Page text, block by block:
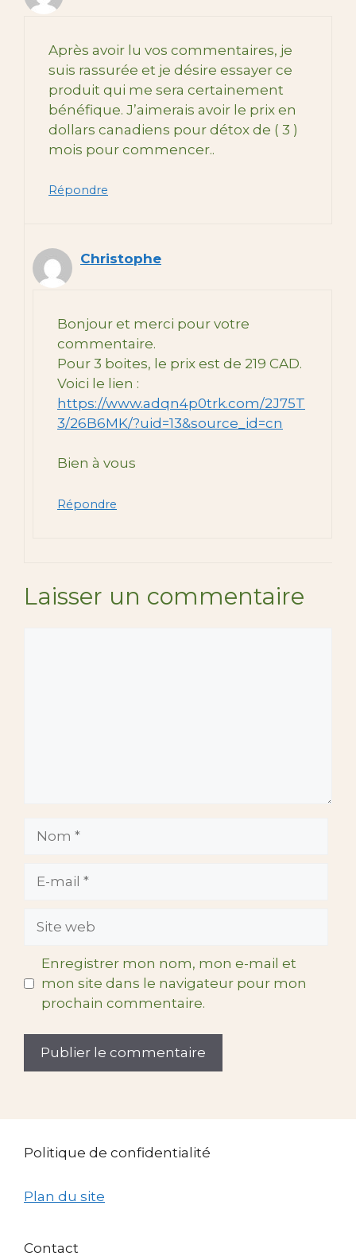
Après avoir lu vos commentaires, je
suis rassurée et je désire essayer ce
produit qui me sera certainement
bénéfique. J’aimerais avoir le prix en
dollars canadiens pour détox de ( 3 )
mois pour commencer..
Répondre
Christophe
Bonjour et merci pour votre
commentaire.
Pour 3 boites, le prix est de 219 CAD.
Voici le lien :
https://www.adqn4p0trk.com/2J75T
3/26B6MK/?uid=13&source_id=cn
Bien à vous
Répondre
Laisser un commentaire
Site
Enregistrer mon nom, mon e-mail et
mon site dans le navigateur pour mon
prochain commentaire.
Politique de confidentialité
Plan du site
Contact